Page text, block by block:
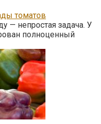
томатов
— непростая задача. У
полноценный